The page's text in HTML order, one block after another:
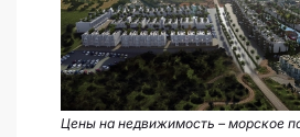
Цены на недвижимость – морское